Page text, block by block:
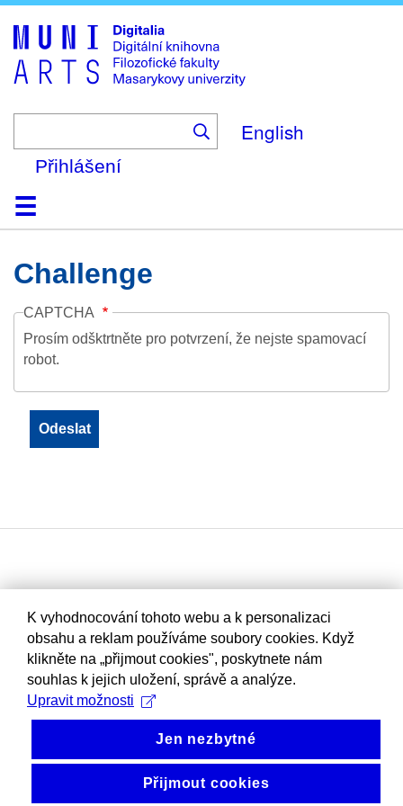
to
main
content
English
Přihlášení
DomůKolekce
Prohlížení
Vyhledávání
O platformě
Nápověda
KontaktDigitalia
Challenge
CAPTCHA
Prosím odšktrtněte pro potvrzení, že nejste spamovací
robot.
K vyhodnocování tohoto webu a k personalizaci
obsahu a reklam používáme soubory cookies. Když
klikněte na „přijmout cookies", poskytnete nám
souhlas k jejich uložení, správě a analýze.
Upravit možnosti
Jen nezbytné
Přijmout cookies